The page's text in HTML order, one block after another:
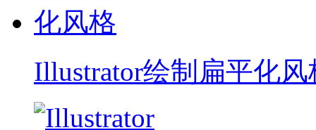
Illustrator绘制扁平化风